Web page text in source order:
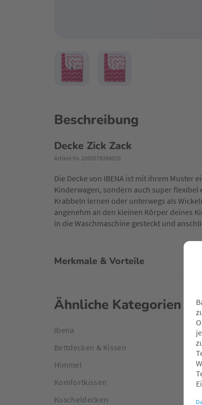
Beschreibung
Decke Zick Zack
Artikel-Nr. 2000578384029
Die Decke von IBENA ist mit ihrem Muster
Kinderwagen, sondern auch super flexibel
Krabbeln lernen oder unterwegs als
angenehm an den kleinen Körper deines
in die Waschmaschine gesteckt und
Merkmale & Vorteile
Ähnliche Kategorien
Ibena
Bettdecken & Kissen
Himmel
Komfortkissen
Kuscheldecken